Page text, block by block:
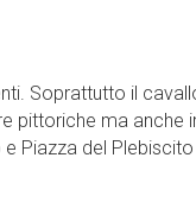
Soprattutto il
pittoriche ma anche
Piazza del